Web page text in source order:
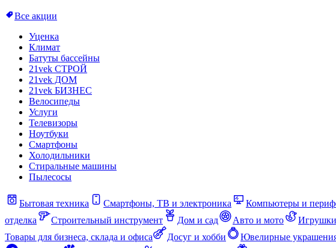
Все акции
Уценка
Климат
Батуты бассейны
21vek СТРОЙ
21vek ДОМ
21vek БИЗНЕС
Велосипеды
Услуги
Телевизоры
Ноутбуки
Смартфоны
Холодильники
Стиральные машины
Пылесосы
Бытовая техника Смартфоны, ТВ и электроника Компьютеры и
отделка
Строительный инструмент Дом и сад Авто и мото
Товары для бизнеса, склада и офиса
Досуг и хобби Ювелирные